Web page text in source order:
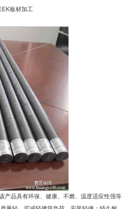
板材加工
产品具有环保、健康、不燃、温度适应性强等